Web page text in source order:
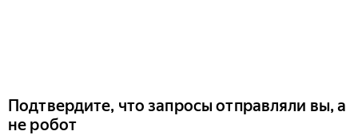
Подтвердите, что запросы отправляли вы, а
не робот